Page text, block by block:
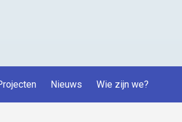
Nieuws Wie zijn we?